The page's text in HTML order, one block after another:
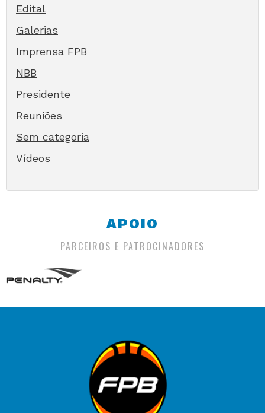
Edital
Galerias
Imprensa FPB
NBB
Presidente
Reuniões
Sem categoria
Vídeos
APOIO
PARCEIROS E PATROCINADORES